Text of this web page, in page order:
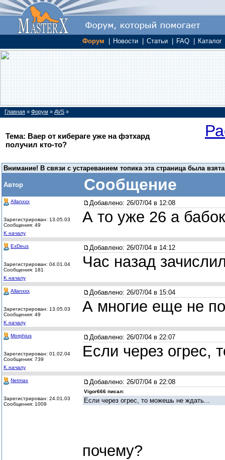
Форум Новости Статьи FAQ Каталог
Главная » Форум » AVS »
Тема: Ваер от кибераге уже на фэтхард
получил кто-то?
Внимание! В связи с устареванием топика эта страница была
Автор Сообщение
Allanxxx
Зарегистрирован: 13.05.03
Сообщения: 49
Добавлено: 26/07/04 в 12:08
А то уже 26 а
K началу
ExDeus
Зарегистрирован: 04.01.04
Сообщения: 181
Добавлено: 26/07/04 в 14:12
Час назад
K началу
Allanxxx
Зарегистрирован: 13.05.03
Сообщения: 49
Добавлено: 26/07/04 в 15:04
А многие еще не
K началу
Morphius
Зарегистрирован: 01.02.04
Сообщения: 739
Добавлено: 26/07/04 в 22:07
Если через огрес,
K началу
Netmax
Зарегистрирован: 24.01.03
Сообщения: 1009
Добавлено: 26/07/04 в 22:08
Vigor666 писал:
Если через огрес, то можешь не ждать...
почему?